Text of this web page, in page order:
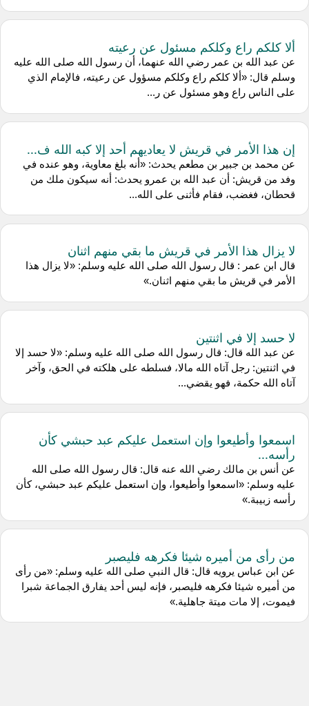
ألا كلكم راع وكلكم مسئول عن رعيته
عن ‌عبد الله بن عمر رضي الله عنهما، أن رسول الله صلى الله عليه
وسلم قال: «ألا كلكم راع وكلكم مسؤول عن رعيته، فالإمام الذي
على الناس راع وهو مسئول عن ر...
إن هذا الأمر في قريش لا يعاديهم أحد إلا كبه الله ف...
عن ‌محمد بن جبير بن مطعم يحدث: «أنه بلغ معاوية، وهو عنده في
وفد من قريش: أن عبد الله بن عمرو يحدث: أنه سيكون ملك من
قحطان، فغضب، فقام فأثنى على الله...
لا يزال هذا الأمر في قريش ما بقي منهم اثنان
قال ‌ابن عمر : قال رسول الله صلى الله عليه وسلم: «لا يزال هذا
الأمر في قريش ما بقي منهم اثنان.»
لا حسد إلا في اثنتين
عن ‌عبد الله قال: قال رسول الله صلى الله عليه وسلم: «لا حسد إلا
في اثنتين: رجل آتاه الله مالا، فسلطه على هلكته في الحق، وآخر
آتاه الله حكمة، فهو يقضي...
اسمعوا وأطيعوا وإن استعمل عليكم عبد حبشي كأن
رأسه...
عن ‌أنس بن مالك رضي الله عنه قال: قال رسول الله صلى الله
عليه وسلم: «اسمعوا وأطيعوا، وإن استعمل عليكم عبد حبشي، كأن
رأسه زبيبة.»
من رأى من أميره شيئا فكرهه فليصبر
عن ‌ابن عباس يرويه قال: قال النبي صلى الله عليه وسلم: «من رأى
من أميره شيئا فكرهه فليصبر، فإنه ليس أحد يفارق الجماعة شبرا
فيموت، إلا مات ميتة جاهلية.»